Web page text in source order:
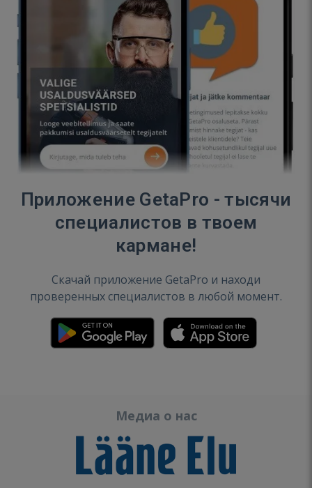
Приложение GetaPro - тысячи
специалистов в твоем
кармане!
Скачай приложение GetaPro и находи
проверенных специалистов в любой момент.
Медиа о нас